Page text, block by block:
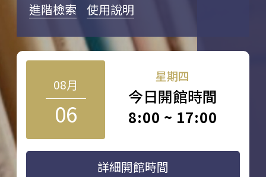
進階檢索 使用說明
08月
06
星期四
今日開館時間
8:00 ~ 17:00
詳細開館時間